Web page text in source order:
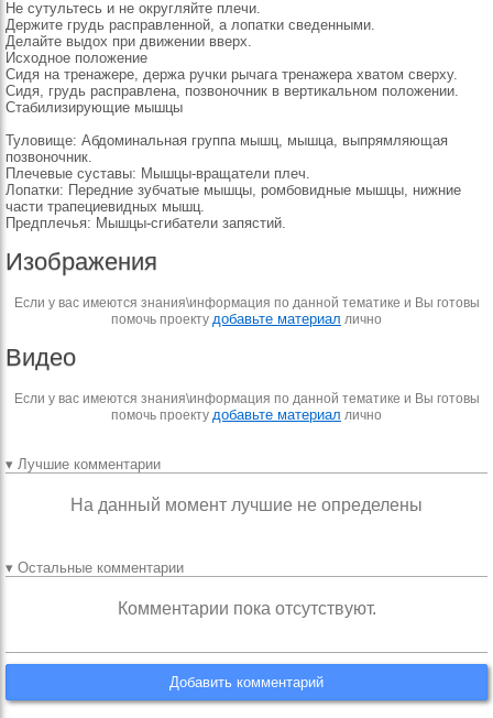
Не сутультесь и не округляйте плечи.
Держите грудь расправленной, а лопатки сведенными.
Делайте выдох при движении вверх.
Исходное положение
Сидя на тренажере, держа ручки рычага тренажера хватом сверху.
Сидя, грудь расправлена, позвоночник в вертикальном положении.
Стабилизирующие мышцы
Туловище: Абдоминальная группа мышц, мышца, выпрямляющая
позвоночник.
Плечевые суставы: Мышцы-вращатели плеч.
Лопатки: Передние зубчатые мышцы, ромбовидные мышцы, нижние
части трапециевидных мышц.
Предплечья: Мышцы-сгибатели запястий.
Изображения
Если у вас имеются знания\информация по данной тематике и Вы готовы
помочь проекту добавьте материал лично
Видео
Если у вас имеются знания\информация по данной тематике и Вы готовы
помочь проекту добавьте материал лично
▾ Лучшие комментарии
На данный момент лучшие не определены
▾ Остальные комментарии
Комментарии пока отсутствуют.
Добавить комментарий